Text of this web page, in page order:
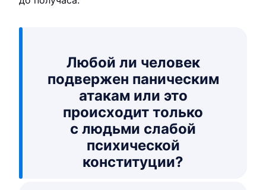
Любой ли человек
подвержен паническим
атакам или это
происходит только
с людьми слабой
психической
конституции?